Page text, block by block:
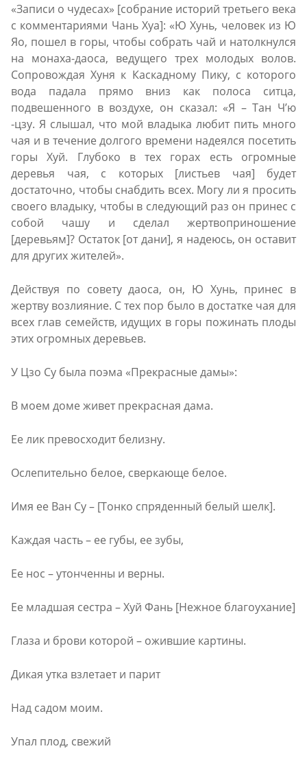
«Записи о чудесах» [собрание историй третьего века
с комментариями Чань Хуа]: «Ю Хунь, человек из Ю
Яо, пошел в горы, чтобы собрать чай и натолкнулся
на монаха-даоса, ведущего трех молодых волов.
Сопровождая Хуня к Каскадному Пику, с которого
вода падала прямо вниз как полоса ситца,
подвешенного в воздухе, он сказал: «Я – Тан Ч’ю
-цзу. Я слышал, что мой владыка любит пить много
чая и в течение долгого времени надеялся посетить
горы Хуй. Глубоко в тех горах есть огромные
деревья чая, с которых [листьев чая] будет
достаточно, чтобы снабдить всех. Могу ли я просить
своего владыку, чтобы в следующий раз он принес с
собой чашу и сделал жертвоприношение
[деревьям]? Остаток [от дани], я надеюсь, он оставит
для других жителей».
Действуя по совету даоса, он, Ю Хунь, принес в
жертву возлияние. С тех пор было в достатке чая для
всех глав семейств, идущих в горы пожинать плоды
этих огромных деревьев.
У Цзо Су была поэма «Прекрасные дамы»:
В моем доме живет прекрасная дама.
Ее лик превосходит белизну.
Ослепительно белое, сверкающе белое.
Имя ее Ван Су – [Тонко спряденный белый шелк].
Каждая часть – ее губы, ее зубы,
Ее нос – утонченны и верны.
Ее младшая сестра – Хуй Фань [Нежное благоухание]
Глаза и брови которой – ожившие картины.
Дикая утка взлетает и парит
Над садом моим.
Упал плод, свежий